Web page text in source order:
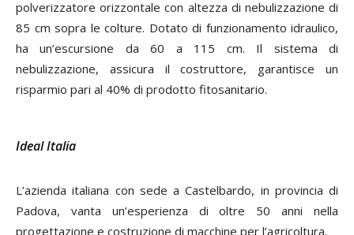
polverizzatore orizzontale con altezza di nebulizzazione di
85 cm sopra le colture. Dotato di funzionamento idraulico,
ha un’escursione da 60 a 115 cm. Il sistema di
nebulizzazione, assicura il costruttore, garantisce un
risparmio pari al 40% di prodotto fitosanitario.
Ideal Italia
L’azienda italiana con sede a Castelbardo, in provincia di
Padova, vanta un’esperienza di oltre 50 anni nella
progettazione e costruzione di macchine per l’agricoltura.